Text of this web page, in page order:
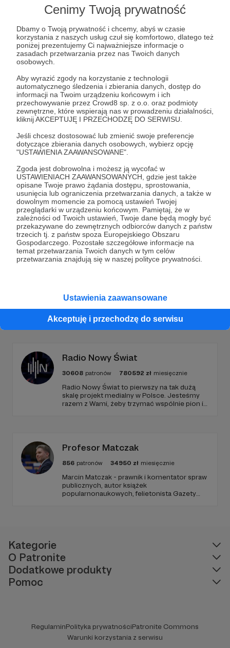
Cenimy Twoją prywatność
Dbamy o Twoją prywatność i chcemy, abyś w czasie
korzystania z naszych usług czuł się komfortowo, dlatego też
poniżej prezentujemy Ci najważniejsze informacje o
zasadach przetwarzania przez nas Twoich danych
osobowych.
Aby wyrazić zgody na korzystanie z technologii
automatycznego śledzenia i zbierania danych, dostęp do
informacji na Twoim urządzeniu końcowym i ich
przechowywanie przez Crowd8 sp. z o.o. oraz podmioty
zewnętrzne, które wspierają nas w prowadzeniu działalności,
kliknij AKCEPTUJĘ I PRZECHODZĘ DO SERWISU.
Jeśli chcesz dostosować lub zmienić swoje preferencje
dotyczące zbierania danych osobowych, wybierz opcję
"USTAWIENIA ZAAWANSOWANE".
Zgoda jest dobrowolna i możesz ją wycofać w
USTAWIENIACH ZAAWANSOWANYCH, gdzie jest także
opisane Twoje prawo żądania dostępu, sprostowania,
usunięcia lub ograniczenia przetwarzania danych, a także w
dowolnym momencie za pomocą ustawień Twojej
przeglądarki w urządzeniu końcowym. Pamiętaj, że w
zależności od Twoich ustawień, Twoje dane będą mogły być
przekazywane do zewnętrznych odbiorców danych z państw
trzecich tj. z państw spoza Europejskiego Obszaru
Gospodarczego. Pozostałe szczegółowe informacje na
temat przetwarzania Twoich danych w tym celów
przetwarzania znajdują się w naszej polityce prywatności.
Ustawienia zaawansowane
Akceptuję i przechodzę do serwisu
NEWSLETTER- CZERWIEC
Stoicka Dieta: Filozofia, Samokontrola i Praktyki
Żywieniowe Stoicyzm to filozofia, która od stuleci
kształtuje sposób myślenia, życia i podejmowania decyzji
przez ludzi. Jednym z kluczowych aspektów tej filozofii
jest podejście do jedzenia i diety. Stoicy wierzyli, że
jedzenie powinno służyć nie tylko do podtrzymania życia,
ale także jako narzędzie do ćwiczenia cnoty, samokontroli
i umiaru.
dieta stoicka stoicyzm wegetarianizm +1
Dołącz do grona Patronów!
Wesprzyj działalność AutoraRadosław Budnicki już
teraz!
Zostań Patronem
Promowani autorzy
Radio Nowy Świat
30608 patronów 780592 zł miesięcznie
Radio Nowy Świat to pierwszy na tak dużą
skalę projekt medialny w Polsce. Jesteśmy
razem z Wami, żeby trzymać wspólnie pion i
Profesor Matczak
856 patronów 34950 zł miesięcznie
Marcin Matczak - prawnik i komentator spraw
publicznych, autor książek
popularnonaukowych, felietonista Gazety
Kategorie
O Patronite
Dodatkowe produkty
Pomoc
RegulaminPolityka prywatnościPatronite Commons
Warunki korzystania z serwisu